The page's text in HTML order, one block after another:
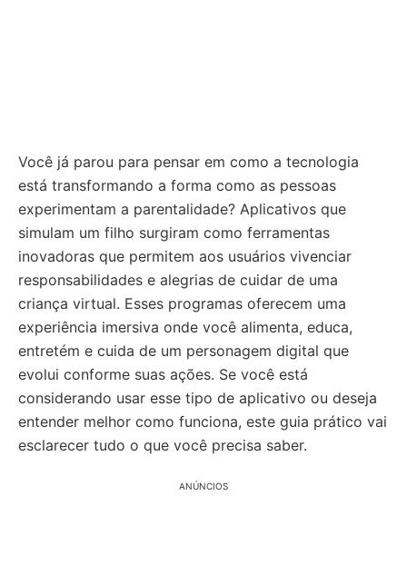
Você já parou para pensar em como a tecnologia
está transformando a forma como as pessoas
experimentam a parentalidade? Aplicativos que
simulam um filho surgiram como ferramentas
inovadoras que permitem aos usuários vivenciar
responsabilidades e alegrias de cuidar de uma
criança virtual. Esses programas oferecem uma
experiência imersiva onde você alimenta, educa,
entretém e cuida de um personagem digital que
evolui conforme suas ações. Se você está
considerando usar esse tipo de aplicativo ou deseja
entender melhor como funciona, este guia prático vai
esclarecer tudo o que você precisa saber.
ANÚNCIOS